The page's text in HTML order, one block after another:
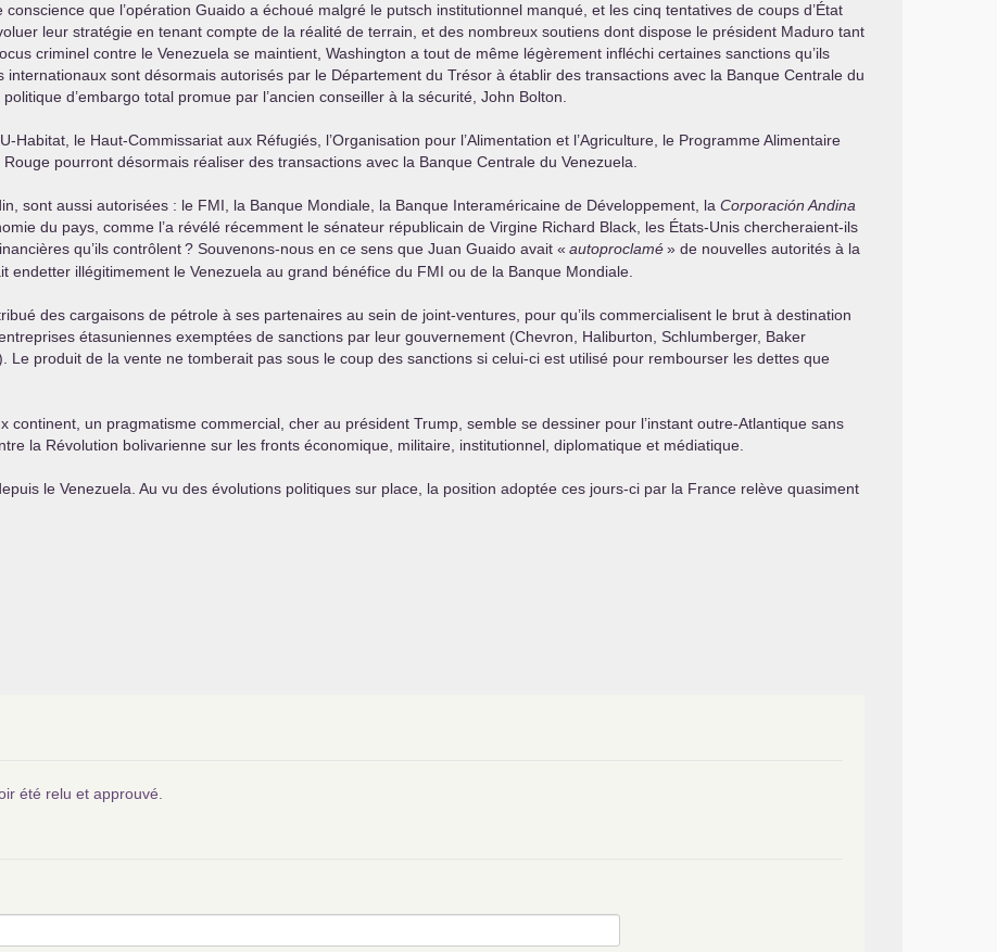
que l’opération Guaido a échoué malgré le putsch institutionnel manqué, et les cinq tentatives de coups d’État
leur stratégie en tenant compte de la réalité de terrain, et des nombreux soutiens dont dispose le président Maduro tant
criminel contre le Venezuela se maintient, Washington a tout de même légèrement infléchi certaines sanctions qu’ils
sont désormais autorisés par le Département du Trésor à établir des transactions avec la Banque Centrale du
d’embargo total promue par l’ancien conseiller à la sécurité, John Bolton.
-Habitat, le Haut-Commissariat aux Réfugiés, l’Organisation pour l’Alimentation et l’Agriculture, le Programme Alimentaire
pourront désormais réaliser des transactions avec la Banque Centrale du Venezuela.
sont aussi autorisées : le FMI , la Banque Mondiale, la Banque Interaméricaine de Développement, la Corporación Andina
du pays, comme l’a révélé récemment le sénateur républicain de Virgine Richard Black, les États-Unis chercheraient-ils
qu’ils contrôlent? Souvenons-nous en ce sens que Juan Guaido avait « autoproclamé» de nouvelles autorités à la
endetter illégitimement le Venezuela au grand bénéfice du FMI ou de la Banque Mondiale.
des cargaisons de pétrole à ses partenaires au sein de joint-ventures, pour qu’ils commercialisent le brut à destination
étasuniennes exemptées de sanctions par leur gouvernement (Chevron, Haliburton, Schlumberger, Baker
Le produit de la vente ne tomberait pas sous le coup des sanctions si celui-ci est utilisé pour rembourser les dettes que
continent, un pragmatisme commercial, cher au président Trump, semble se dessiner pour l’instant outre-Atlantique sans
la Révolution bolivarienne sur les fronts économique, militaire, institutionnel, diplomatique et médiatique.
le Venezuela. Au vu des évolutions politiques sur place, la position adoptée ces jours-ci par la France relève quasiment
été relu et approuvé.